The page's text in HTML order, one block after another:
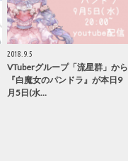
2018.9.5
VTuberグループ「流星群」から
『白魔女のパンドラ』が本日9
月5日(水…